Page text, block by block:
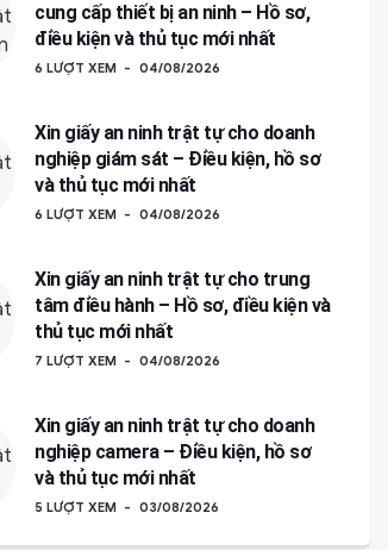
cung cấp thiết bị an ninh – Hồ sơ,
điều kiện và thủ tục mới nhất
6 LƯỢT XEM 04/08/2026
Xin giấy an ninh trật tự cho doanh
nghiệp giám sát – Điều kiện, hồ sơ
và thủ tục mới nhất
6 LƯỢT XEM 04/08/2026
Xin giấy an ninh trật tự cho trung
tâm điều hành – Hồ sơ, điều kiện và
thủ tục mới nhất
7 LƯỢT XEM 04/08/2026
Xin giấy an ninh trật tự cho doanh
nghiệp camera – Điều kiện, hồ sơ
và thủ tục mới nhất
5 LƯỢT XEM 03/08/2026